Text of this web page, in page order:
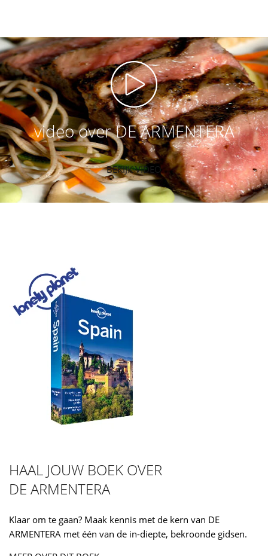
video over DE ARMENTERA
BEKIJK VIDEO
HAAL JOUW BOEK OVER
DE ARMENTERA
Klaar om te gaan? Maak kennis met de kern van DE
ARMENTERA met één van de in-diepte, bekroonde gidsen.